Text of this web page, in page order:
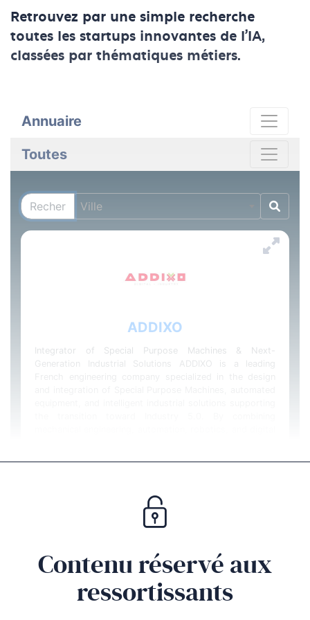
Retrouvez par une simple recherche
toutes les startups innovantes de l'IA,
classées par thématiques métiers.
Contenu réservé aux
ressortissants